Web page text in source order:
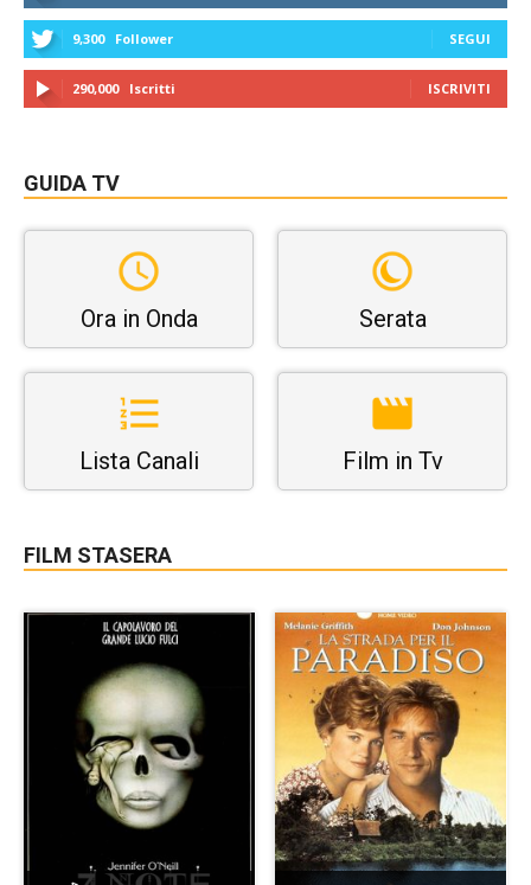
9,300 Follower SEGUI
290,000 Iscritti ISCRIVITI
GUIDA TV
Ora in Onda Serata
Lista Canali Film in Tv
FILM STASERA